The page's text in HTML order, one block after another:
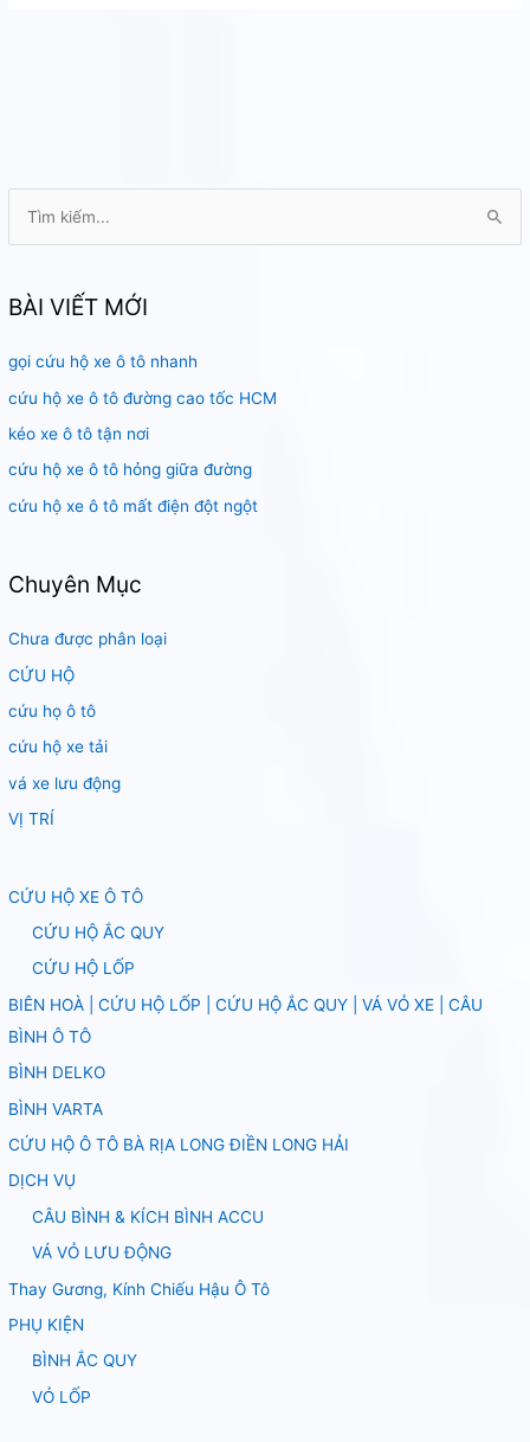
k
ế
m
:
BÀI VIẾT MỚI
gọi cứu hộ xe ô tô nhanh
cứu hộ xe ô tô đường cao tốc HCM
kéo xe ô tô tận nơi
cứu hộ xe ô tô hỏng giữa đường
cứu hộ xe ô tô mất điện đột ngột
Chuyên Mục
Chưa được phân loại
CỨU HỘ
cứu họ ô tô
cứu hộ xe tải
vá xe lưu động
VỊ TRÍ
CỨU HỘ XE Ô TÔ
CỨU HỘ ẮC QUY
CỨU HỘ LỐP
BIÊN HOÀ | CỨU HỘ LỐP | CỨU HỘ ẮC QUY | VÁ VỎ XE | CÂU
BÌNH Ô TÔ
BÌNH DELKO
BÌNH VARTA
CỨU HỘ Ô TÔ BÀ RỊA LONG ĐIỀN LONG HẢI
DỊCH VỤ
CÂU BÌNH & KÍCH BÌNH ACCU
VÁ VỎ LƯU ĐỘNG
Thay Gương, Kính Chiếu Hậu Ô Tô
PHỤ KIỆN
BÌNH ẮC QUY
VỎ LỐP